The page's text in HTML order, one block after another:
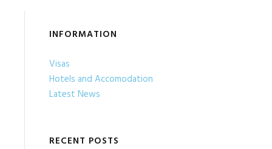
INFORMATION
Visas
Hotels and Accomodation
Latest News
RECENT POSTS